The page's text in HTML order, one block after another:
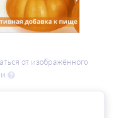
от изображённого